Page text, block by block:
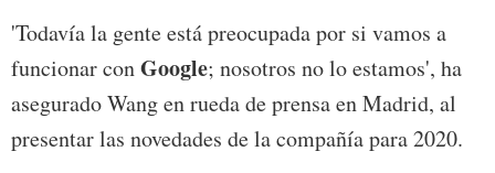
'Todavía la gente está preocupada por si vamos a
funcionar conGoogle; nosotros no lo estamos', ha
asegurado Wang en rueda de prensa en Madrid, al
presentar las novedades de la compañía para 2020.